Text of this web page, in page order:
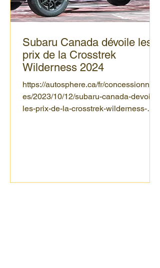
Subaru Canada dévoile les
prix de la Crosstrek
Wilderness 2024
https://autosphere.ca/fr/concessionnair
es/2023/10/12/subaru-canada-devoile-
les-prix-de-la-crosstrek-wilderness-